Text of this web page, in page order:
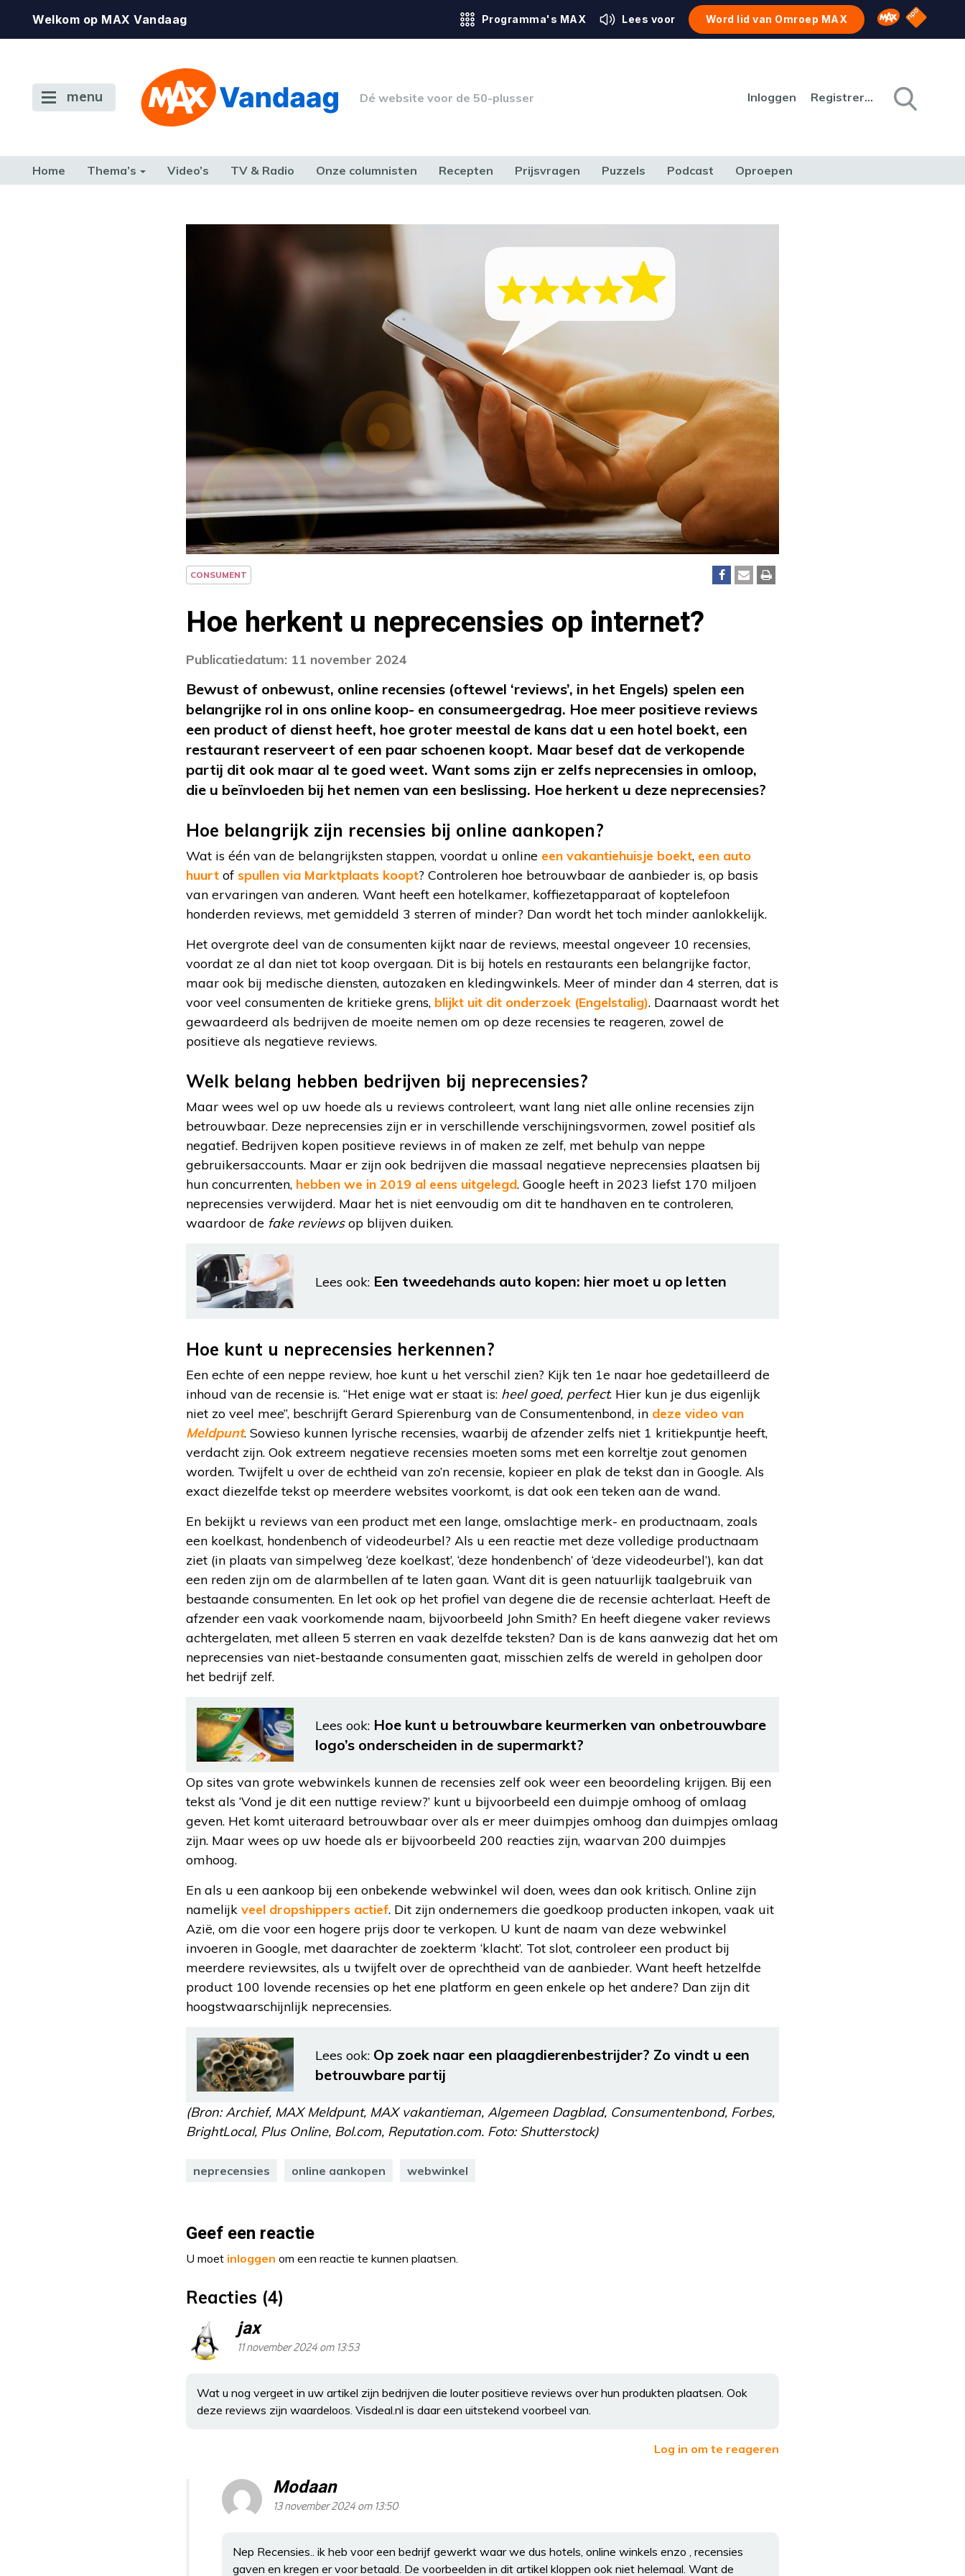
Welkom op MAX Vandaag Programma's MAX Lees voor Word lid van Omroep MAX Omroep MAX
NPO
menu Dé website voor de 50-plusser Inloggen Registreren
Home Thema’s Video’s TV & Radio Onze columnisten Recepten Prijsvragen Puzzels Podcast Oproepen
CONSUMENT
Hoe herkent u neprecensies op internet?
Publicatiedatum: 11 november 2024
Bewust of onbewust, online recensies (oftewel ‘reviews’, in het Engels) spelen een
belangrijke rol in ons online koop- en consumeergedrag. Hoe meer positieve reviews
een product of dienst heeft, hoe groter meestal de kans dat u een hotel boekt, een
restaurant reserveert of een paar schoenen koopt. Maar besef dat de verkopende
partij dit ook maar al te goed weet. Want soms zijn er zelfs neprecensies in omloop,
die u beïnvloeden bij het nemen van een beslissing. Hoe herkent u deze neprecensies?
Hoe belangrijk zijn recensies bij online aankopen?
Wat is één van de belangrijksten stappen, voordat u online een vakantiehuisje boekt, een auto
huurt of spullen via Marktplaats koopt? Controleren hoe betrouwbaar de aanbieder is, op basis
van ervaringen van anderen. Want heeft een hotelkamer, koffiezetapparaat of koptelefoon
honderden reviews, met gemiddeld 3 sterren of minder? Dan wordt het toch minder aanlokkelijk.
Het overgrote deel van de consumenten kijkt naar de reviews, meestal ongeveer 10 recensies,
voordat ze al dan niet tot koop overgaan. Dit is bij hotels en restaurants een belangrijke factor,
maar ook bij medische diensten, autozaken en kledingwinkels. Meer of minder dan 4 sterren, dat is
voor veel consumenten de kritieke grens, blijkt uit dit onderzoek (Engelstalig). Daarnaast wordt het
gewaardeerd als bedrijven de moeite nemen om op deze recensies te reageren, zowel de
positieve als negatieve reviews.
Welk belang hebben bedrijven bij neprecensies?
Maar wees wel op uw hoede als u reviews controleert, want lang niet alle online recensies zijn
betrouwbaar. Deze neprecensies zijn er in verschillende verschijningsvormen, zowel positief als
negatief. Bedrijven kopen positieve reviews in of maken ze zelf, met behulp van neppe
gebruikersaccounts. Maar er zijn ook bedrijven die massaal negatieve neprecensies plaatsen bij
hun concurrenten, hebben we in 2019 al eens uitgelegd. Google heeft in 2023 liefst 170 miljoen
neprecensies verwijderd. Maar het is niet eenvoudig om dit te handhaven en te controleren,
waardoor de fake reviewsop blijven duiken.
Lees ook: Een tweedehands auto kopen: hier moet u op letten
Hoe kunt u neprecensies herkennen?
Een echte of een neppe review, hoe kunt u het verschil zien? Kijk ten 1e naar hoe gedetailleerd de
inhoud van de recensie is. “Het enige wat er staat is: heel goed, perfect. Hier kun je dus eigenlijk
niet zo veel mee”, beschrijft Gerard Spierenburg van de Consumentenbond, in deze video van
Meldpunt. Sowieso kunnen lyrische recensies, waarbij de afzender zelfs niet 1 kritiekpuntje heeft,
verdacht zijn. Ook extreem negatieve recensies moeten soms met een korreltje zout genomen
worden. Twijfelt u over de echtheid van zo’n recensie, kopieer en plak de tekst dan in Google. Als
exact diezelfde tekst op meerdere websites voorkomt, is dat ook een teken aan de wand.
En bekijkt u reviews van een product met een lange, omslachtige merk- en productnaam, zoals
een koelkast, hondenbench of videodeurbel? Als u een reactie met deze volledige productnaam
ziet (in plaats van simpelweg ‘deze koelkast’, ‘deze hondenbench’ of ‘deze videodeurbel’), kan dat
een reden zijn om de alarmbellen af te laten gaan. Want dit is geen natuurlijk taalgebruik van
bestaande consumenten. En let ook op het profiel van degene die de recensie achterlaat. Heeft de
afzender een vaak voorkomende naam, bijvoorbeeld John Smith? En heeft diegene vaker reviews
achtergelaten, met alleen 5 sterren en vaak dezelfde teksten? Dan is de kans aanwezig dat het om
neprecensies van niet-bestaande consumenten gaat, misschien zelfs de wereld in geholpen door
het bedrijf zelf.
Lees ook: Hoe kunt u betrouwbare keurmerken van onbetrouwbare
logo’s onderscheiden in de supermarkt?
Op sites van grote webwinkels kunnen de recensies zelf ook weer een beoordeling krijgen. Bij een
tekst als ‘Vond je dit een nuttige review?’ kunt u bijvoorbeeld een duimpje omhoog of omlaag
geven. Het komt uiteraard betrouwbaar over als er meer duimpjes omhoog dan duimpjes omlaag
zijn. Maar wees op uw hoede als er bijvoorbeeld 200 reacties zijn, waarvan 200 duimpjes
omhoog.
En als u een aankoop bij een onbekende webwinkel wil doen, wees dan ook kritisch. Online zijn
namelijk veel dropshippers actief. Dit zijn ondernemers die goedkoop producten inkopen, vaak uit
Azië, om die voor een hogere prijs door te verkopen. U kunt de naam van deze webwinkel
invoeren in Google, met daarachter de zoekterm ‘klacht’. Tot slot, controleer een product bij
meerdere reviewsites, als u twijfelt over de oprechtheid van de aanbieder. Want heeft hetzelfde
product 100 lovende recensies op het ene platform en geen enkele op het andere? Dan zijn dit
hoogstwaarschijnlijk neprecensies.
Lees ook: Op zoek naar een plaagdierenbestrijder? Zo vindt u een
betrouwbare partij
(Bron: Archief, MAX Meldpunt, MAX vakantieman, Algemeen Dagblad, Consumentenbond, Forbes,
BrightLocal, Plus Online, Bol.com, Reputation.com. Foto: Shutterstock)
neprecensies online aankopen webwinkel
Geef een reactie
U moet inloggen om een reactie te kunnen plaatsen.
Reacties (4)
jax
11 november 2024 om 13:53
Wat u nog vergeet in uw artikel zijn bedrijven die louter positieve reviews over hun produkten plaatsen. Ook
deze reviews zijn waardeloos. Visdeal.nl is daar een uitstekend voorbeel van.
Log in om te reageren
Modaan
13 november 2024 om 13:50
Nep Recensies.. ik heb voor een bedrijf gewerkt waar we dus hotels, online winkels enzo , recensies
gaven en kregen er voor betaald. De voorbeelden in dit artikel kloppen ook niet helemaal. Want de